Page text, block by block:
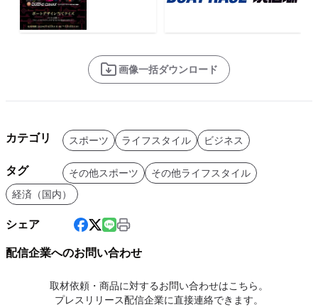
画像一括ダウンロード
カテゴリ スポーツ ライフスタイル ビジネス
タグ その他スポーツ
その他ライフスタイル
経済（国内）
シェア
配信企業へのお問い合わせ
取材依頼・商品に対するお問い合わせはこちら。
プレスリリース配信企業に直接連絡できます。